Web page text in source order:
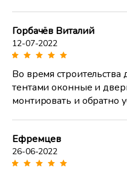
Горбачёв Виталий
12-07-2022
Во время
тентами оконные и
монтировать и обратно
Ефремцев
26-06-2022